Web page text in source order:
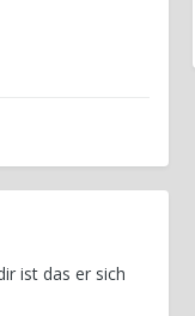
ist das er sich